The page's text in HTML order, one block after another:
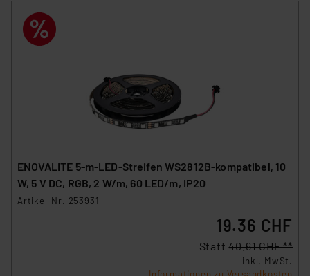
ENOVALITE 5-m-LED-Streifen WS2812B-kompatibel, 10
W, 5 V DC, RGB, 2 W/m, 60 LED/m, IP20
Artikel-Nr. 253931
19.36 CHF
Statt40.61 CHF **
inkl. MwSt.